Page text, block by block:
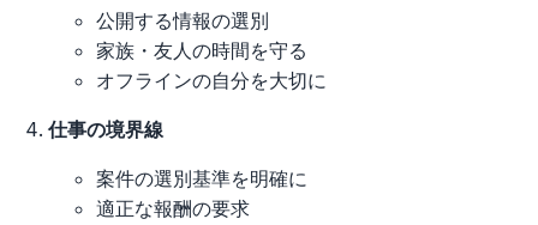
公開する情報の選別
家族・友人の時間を守る
オフラインの自分を大切に
仕事の境界線
案件の選別基準を明確に
適正な報酬の要求